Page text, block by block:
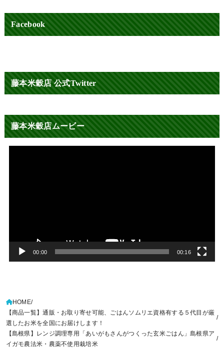
Facebook
藤本米穀店 公式Twitter
藤本米穀店ムービー
00:00 00:16
HOME
【商品一覧】通販・お取り寄せ可能、ごはんソムリエ資格有する５代目が厳
選したお米を全国にお届けします！
【島根県】レンジ調理専用「あいがもさんがつくった玄米ごはん」島根県ア
イガモ農法米・農薬不使用栽培米